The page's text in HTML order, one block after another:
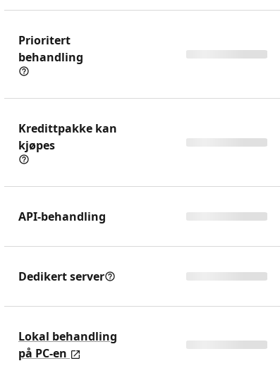
Prioritert
behandling
Kredittpakke kan
kjøpes
API-behandling
Dedikert server
Lokal behandling
på PC-en